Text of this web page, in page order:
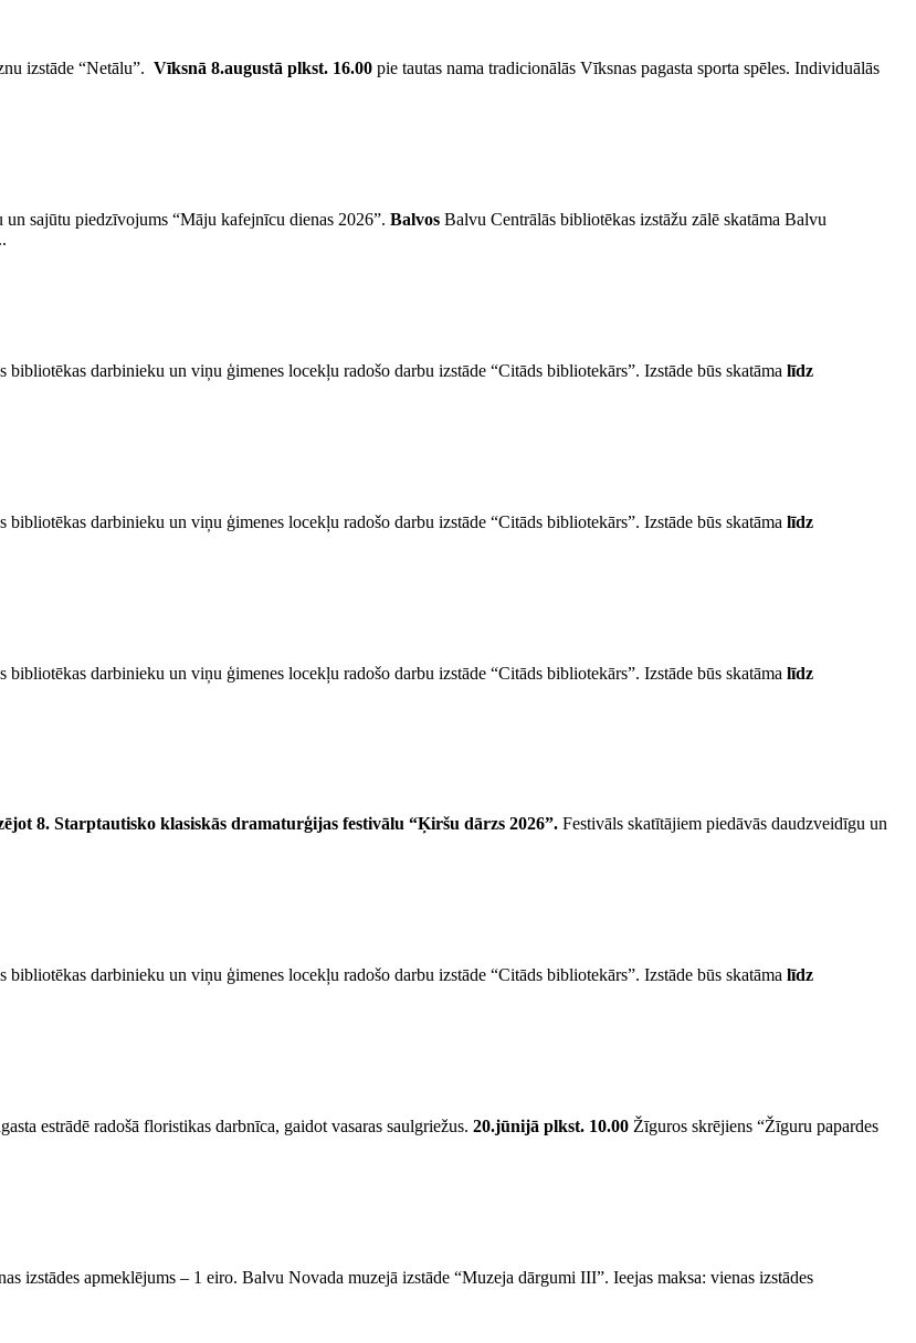
izstāde “Netālu”. Vīksnā 8.augustā plkst. 16.00 pie tautas nama tradicionālās Vīksnas pagasta sporta spēles. Individuālās
sajūtu piedzīvojums “Māju kafejnīcu dienas 2026”. Balvos Balvu Centrālās bibliotēkas izstāžu zālē skatāma Balvu
darbinieku un viņu ģimenes locekļu radošo darbu izstāde “Citāds bibliotekārs”. Izstāde būs skatāma līdz
darbinieku un viņu ģimenes locekļu radošo darbu izstāde “Citāds bibliotekārs”. Izstāde būs skatāma līdz
darbinieku un viņu ģimenes locekļu radošo darbu izstāde “Citāds bibliotekārs”. Izstāde būs skatāma līdz
8. Starptautisko klasiskās dramaturģijas festivālu “Ķiršu dārzs 2026”. Festivāls skatītājiem piedāvās daudzveidīgu un
darbinieku un viņu ģimenes locekļu radošo darbu izstāde “Citāds bibliotekārs”. Izstāde būs skatāma līdz
estrādē radošā floristikas darbnīca, gaidot vasaras saulgriežus. 20.jūnijā plkst. 10.00 Žīguros skrējiens “Žīguru papardes
izstādes apmeklējums – 1 eiro. Balvu Novada muzejā izstāde “Muzeja dārgumi III”. Ieejas maksa: vienas izstādes